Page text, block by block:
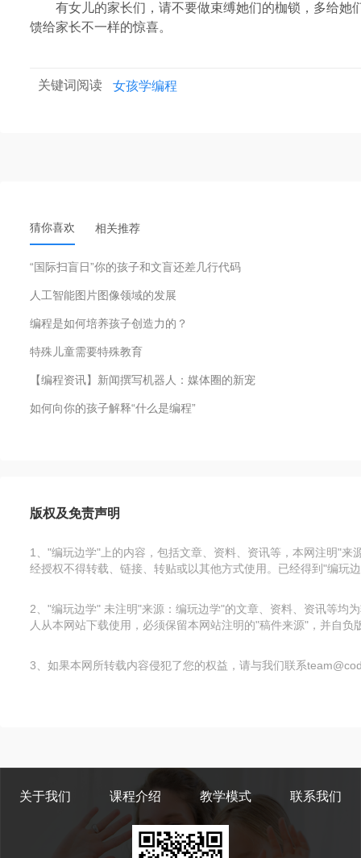
有女儿的家长们，请不要做束缚她们的枷锁，多给
馈给家长不一样的惊喜。
关键词阅读 女孩学编程
猜你喜欢 相关推荐
“国际扫盲日”你的孩子和文盲还差几行代码
人工智能图片图像领域的发展
编程是如何培养孩子创造力的？
特殊儿童需要特殊教育
【编程资讯】新闻撰写机器人：媒体圈的新宠
如何向你的孩子解释“什么是编程”
版权及免责声明
1、"编玩边学"上的内容，包括文章、资料、资讯等，本网注明"
经授权不得转载、链接、转贴或以其他方式使用。已经得到"编玩
2、"编玩边学" 未注明"来源：编玩边学"的文章、资料、资讯等均
人从本网站下载使用，必须保留本网站注明的"稿件来源"，并自
3、如果本网所转载内容侵犯了您的权益，请与我们联系
关于我们 课程介绍 教学模式 联系我们